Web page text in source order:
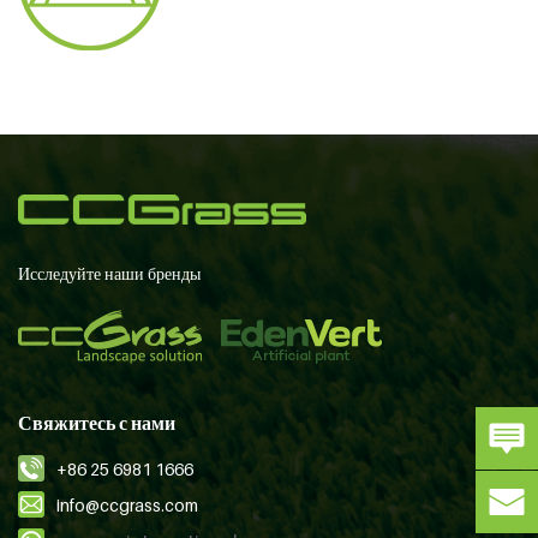
Исследуйте наши бренды
Свяжитесь с нами
+86 25 6981 1666
info@ccgrass.com